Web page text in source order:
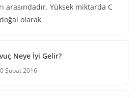
arasındadır. Yüksek miktarda C
olarak
Neye İyi Gelir?
Şubat 2016